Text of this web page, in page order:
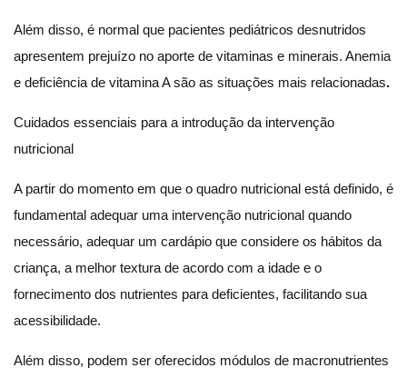
Além disso, é normal que pacientes pediátricos desnutridos
apresentem prejuízo no aporte de vitaminas e minerais. Anemia
e deficiência de vitamina A são as situações mais relacionadas.
Cuidados essenciais para a introdução da intervenção
nutricional
A partir do momento em que o quadro nutricional está definido, é
fundamental adequar uma intervenção nutricional quando
necessário, adequar um cardápio que considere os hábitos da
criança, a melhor textura de acordo com a idade e o
fornecimento dos nutrientes para deficientes, facilitando sua
acessibilidade.
Além disso, podem ser oferecidos módulos de macronutrientes